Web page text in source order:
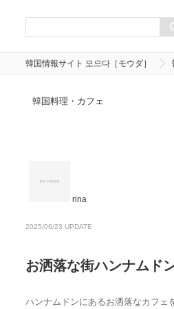
韓国情報サイト 모으다［モウダ］
韓国料理・カフェ
rina
2025/06/23 UPDATE
お洒落な街ハンナムド
ハンナムドンにあるお洒落なカフェ